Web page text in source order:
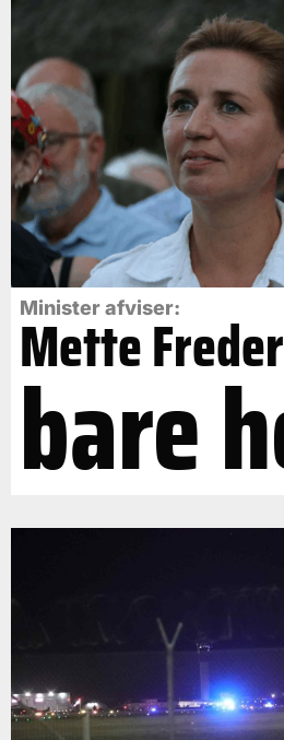
Minister afviser:
Mette
bare